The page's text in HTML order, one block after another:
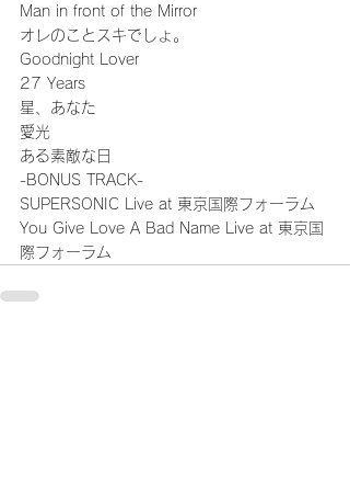
Man in front of the Mirror
オレのことスキでしょ。
Goodnight Lover
27 Years
星、あなた
愛光
ある素敵な日
-BONUS TRACK-
SUPERSONIC Live at 東京国際フォーラム
You Give Love A Bad Name Live at 東京国
際フォーラム